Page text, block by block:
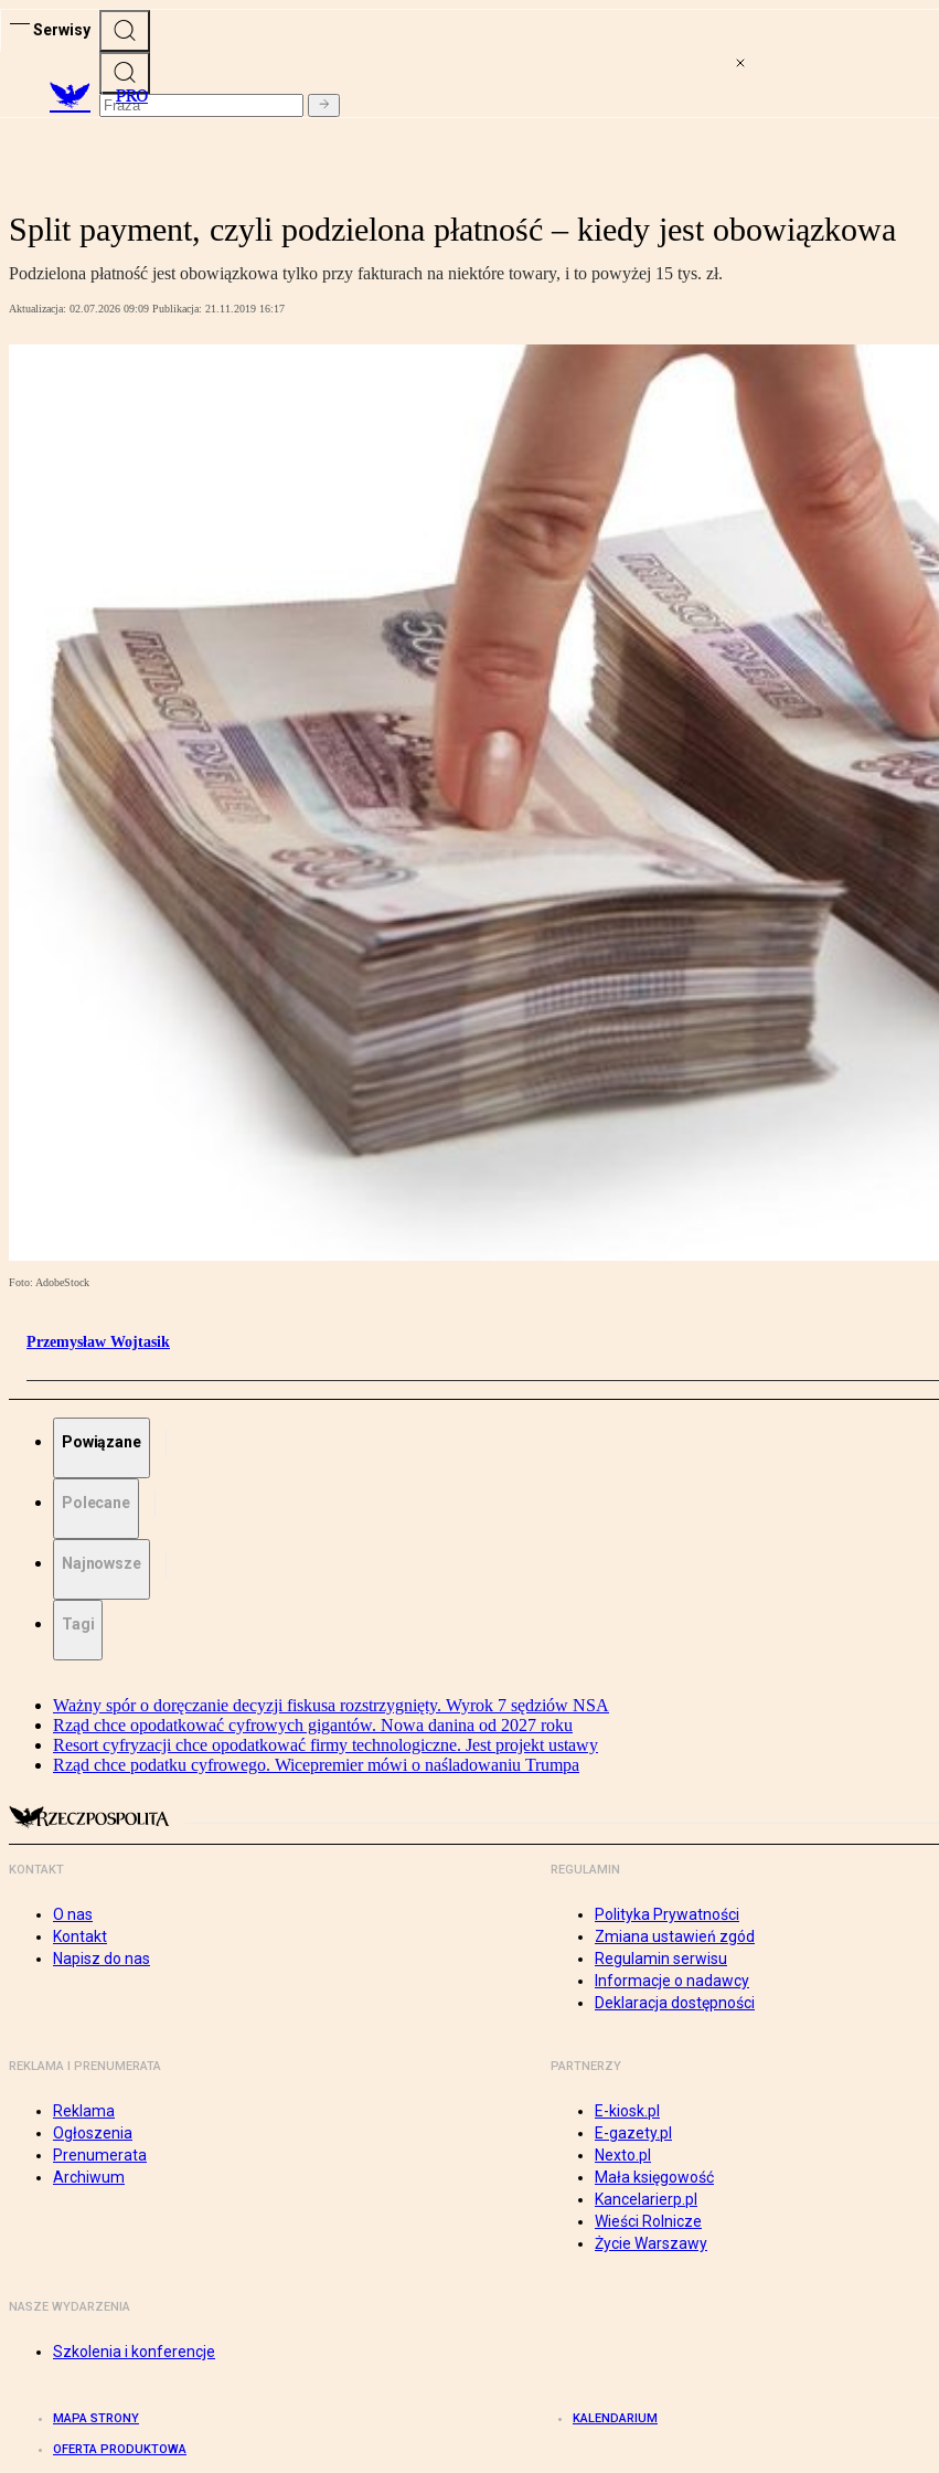
Serwisy
PRO
Split payment, czyli podzielona płatność – kiedy jest obowiązkowa
Podzielona płatność jest obowiązkowa tylko przy fakturach na niektóre towary, i to powyżej 15 tys. zł.
Aktualizacja: 02.07.2026 09:09 Publikacja: 21.11.2019 16:17
Foto: AdobeStock
Przemysław Wojtasik
Powiązane
Polecane
Najnowsze
Tagi
Ważny spór o doręczanie decyzji fiskusa rozstrzygnięty. Wyrok 7 sędziów NSA
Rząd chce opodatkować cyfrowych gigantów. Nowa danina od 2027 roku
Resort cyfryzacji chce opodatkować firmy technologiczne. Jest projekt ustawy
Rząd chce podatku cyfrowego. Wicepremier mówi o naśladowaniu Trumpa
KONTAKT
O nas
Kontakt
Napisz do nas
REGULAMIN
Polityka Prywatności
Zmiana ustawień zgód
Regulamin serwisu
Informacje o nadawcy
Deklaracja dostępności
REKLAMA I PRENUMERATA
Reklama
Ogłoszenia
Prenumerata
Archiwum
PARTNERZY
E-kiosk.pl
E-gazety.pl
Nexto.pl
Mała księgowość
Kancelarierp.pl
Wieści Rolnicze
Życie Warszawy
NASZE WYDARZENIA
Szkolenia i konferencje
MAPA STRONY KALENDARIUM
OFERTA PRODUKTOWA